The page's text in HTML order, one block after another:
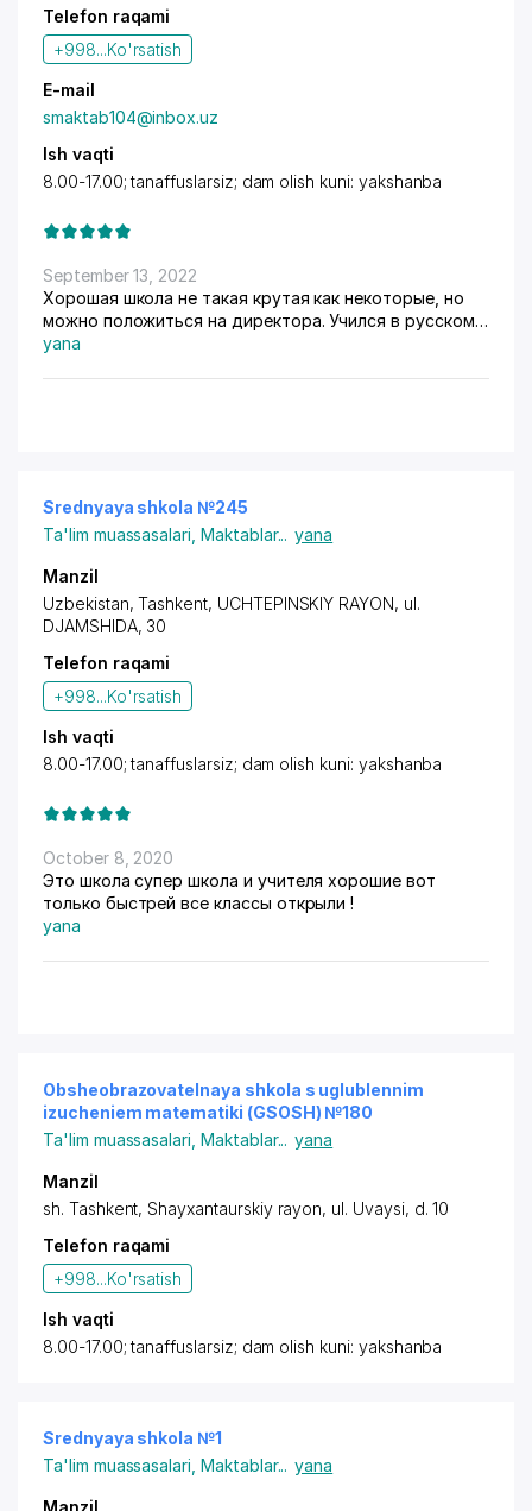
Telefon raqami
+998...Ko'rsatish
E-mail
smaktab104@inbox.uz
Ish vaqti
8.00-17.00; tanaffuslarsiz; dam olish kuni: yakshanba
September 13, 2022
Хорошая школа не такая крутая как некоторые, но
можно положиться на директора. Учился в русском
классе.
yana
Srednyaya shkola №245
Ta'lim muassasalari Maktablar... yana
Manzil
Uzbekistan, Tashkent, UCHTEPINSKIY RAYON, ul.
DJAMSHIDA, 30
Telefon raqami
+998...Ko'rsatish
Ish vaqti
8.00-17.00; tanaffuslarsiz; dam olish kuni: yakshanba
October 8, 2020
Это школа супер школа и учителя хорошие вот
только быстрей все классы открыли !
yana
Obsheobrazovatelnaya shkola s uglublennim
izucheniem matematiki (GSOSH) №180
Ta'lim muassasalari Maktablar... yana
Manzil
sh. Tashkent,Shayxantaurskiy rayon, ul. Uvaysi, d. 10
Telefon raqami
+998...Ko'rsatish
Ish vaqti
8.00-17.00; tanaffuslarsiz; dam olish kuni: yakshanba
Srednyaya shkola №1
Ta'lim muassasalari Maktablar... yana
Manzil